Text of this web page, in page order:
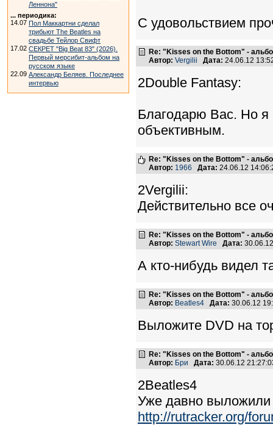
Леннона"
... периодика:
14.07 Пол Маккартни сделал
трибьют The Beatles на
свадьбе Тейлор Свифт
17.02 СЕКРЕТ "Big Beat 83" (2026).
Первый мерсибит-альбом на
русском языке
22.09 Александр Беляев. Последнее
интервью
С удовольствием
Re: "Kisses on the Bottom" -
Автор: Vergilii Дата: 24.06.12
2Double Fantasy:
Благодарю Вас. Но я
объективным.
Re: "Kisses on the Bottom" -
Автор: 1966 Дата: 24.06.12
2Vergilii:
Действительно все
Re: "Kisses on the Bottom" -
Автор: Stewart Wire Дата:
А кто-нибудь видел
Re: "Kisses on the Bottom" -
Автор: Beatles4 Дата: 30.06.12
Выложите DVD на
Re: "Kisses on the Bottom" -
Автор: Бри Дата: 30.06.12
2Beatles4
Уже давно выложили
http://rutracker.org/